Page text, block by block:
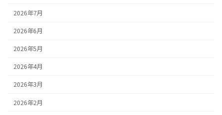
2026年7月
2026年6月
2026年5月
2026年4月
2026年3月
2026年2月